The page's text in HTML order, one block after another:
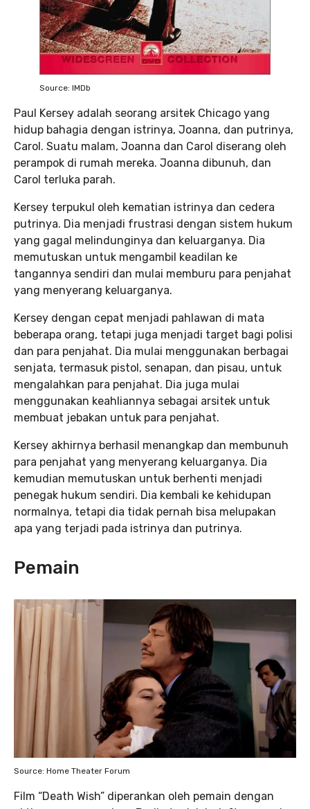
Source: IMDb
Paul Kersey adalah seorang arsitek Chicago yang
hidup bahagia dengan istrinya, Joanna, dan putrinya,
Carol. Suatu malam, Joanna dan Carol diserang oleh
perampok di rumah mereka. Joanna dibunuh, dan
Carol terluka parah.
Kersey terpukul oleh kematian istrinya dan cedera
putrinya. Dia menjadi frustrasi dengan sistem hukum
yang gagal melindunginya dan keluarganya. Dia
memutuskan untuk mengambil keadilan ke
tangannya sendiri dan mulai memburu para penjahat
yang menyerang keluarganya.
Kersey dengan cepat menjadi pahlawan di mata
beberapa orang, tetapi juga menjadi target bagi polisi
dan para penjahat. Dia mulai menggunakan berbagai
senjata, termasuk pistol, senapan, dan pisau, untuk
mengalahkan para penjahat. Dia juga mulai
menggunakan keahliannya sebagai arsitek untuk
membuat jebakan untuk para penjahat.
Kersey akhirnya berhasil menangkap dan membunuh
para penjahat yang menyerang keluarganya. Dia
kemudian memutuskan untuk berhenti menjadi
penegak hukum sendiri. Dia kembali ke kehidupan
normalnya, tetapi dia tidak pernah bisa melupakan
apa yang terjadi pada istrinya dan putrinya.
Pemain
Source: Home Theater Forum
Film “Death Wish” diperankan oleh pemain dengan